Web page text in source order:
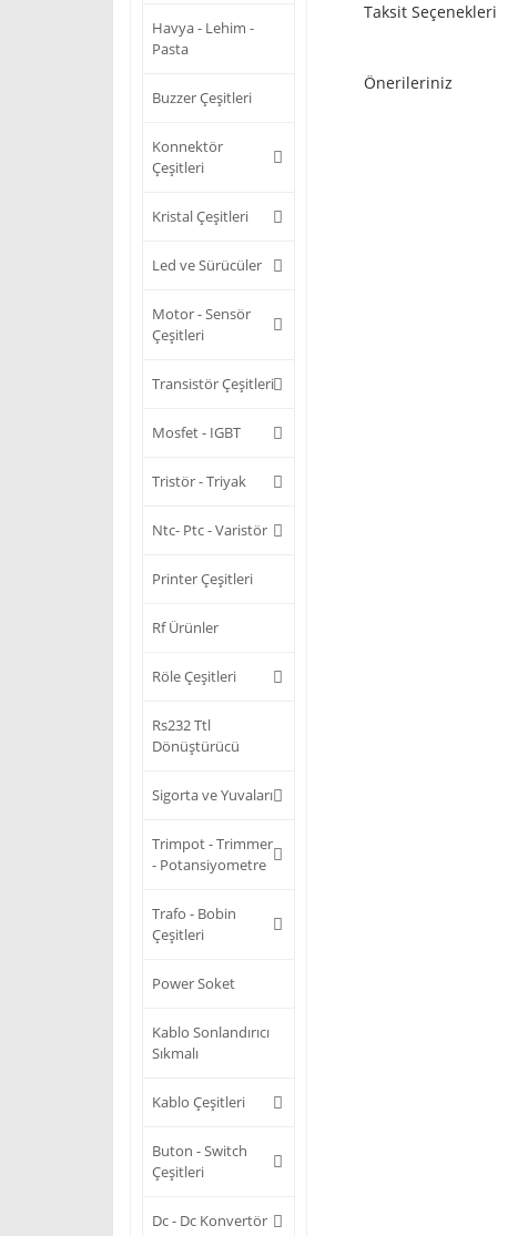
Havya - Lehim -
Pasta
Buzzer Çeşitleri
Konnektör
Çeşitleri
Kristal Çeşitleri
Led ve Sürücüler
Motor - Sensör
Çeşitleri
Transistör Çeşitleri
Mosfet - IGBT
Tristör - Triyak
Ntc- Ptc - Varistör
Printer Çeşitleri
Rf Ürünler
Röle Çeşitleri
Rs232 Ttl
Dönüştürücü
Sigorta ve Yuvaları
Trimpot - Trimmer
- Potansiyometre
Trafo - Bobin
Çeşitleri
Power Soket
Kablo Sonlandırıcı
Sıkmalı
Kablo Çeşitleri
Buton - Switch
Çeşitleri
Dc - Dc Konvertör
Taksit Seçenekleri
Önerileriniz